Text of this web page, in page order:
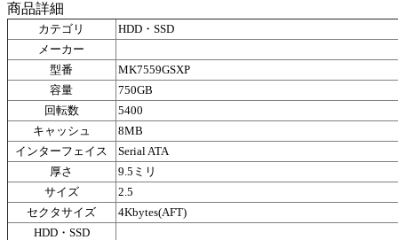
商品詳細
カテゴリ
HDD・SSD
メーカー
型番
MK7559GSXP
容量
750GB
回転数
5400
キャッシュ
8MB
インターフェイス
Serial ATA
厚さ
9.5ミリ
サイズ
2.5
セクタサイズ
4Kbytes(AFT)
HDD・SSD